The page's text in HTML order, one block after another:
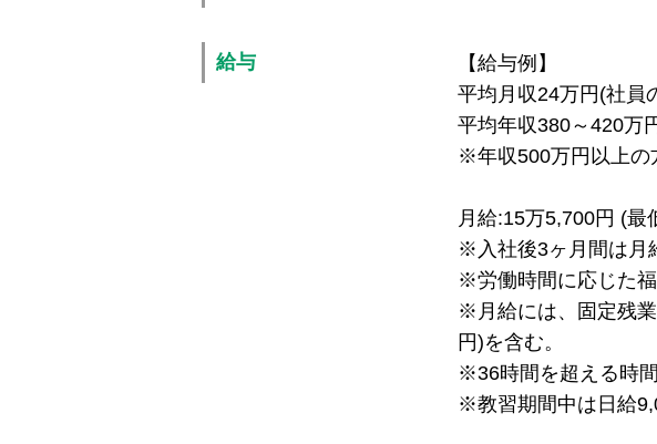
給与
【給与例】
平均月収24万円(社員
平均年収380～420万
※年収500万円以上の
月給:15万5,700円 (
※入社後3ヶ月間は月
※労働時間に応じた
※月給には、固定残
円)を含む。
※36時間を超える時
※教習期間中は日給